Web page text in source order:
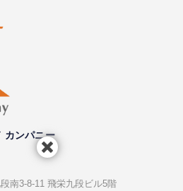
カンパニー
南3-8-11 飛栄九段ビル5階